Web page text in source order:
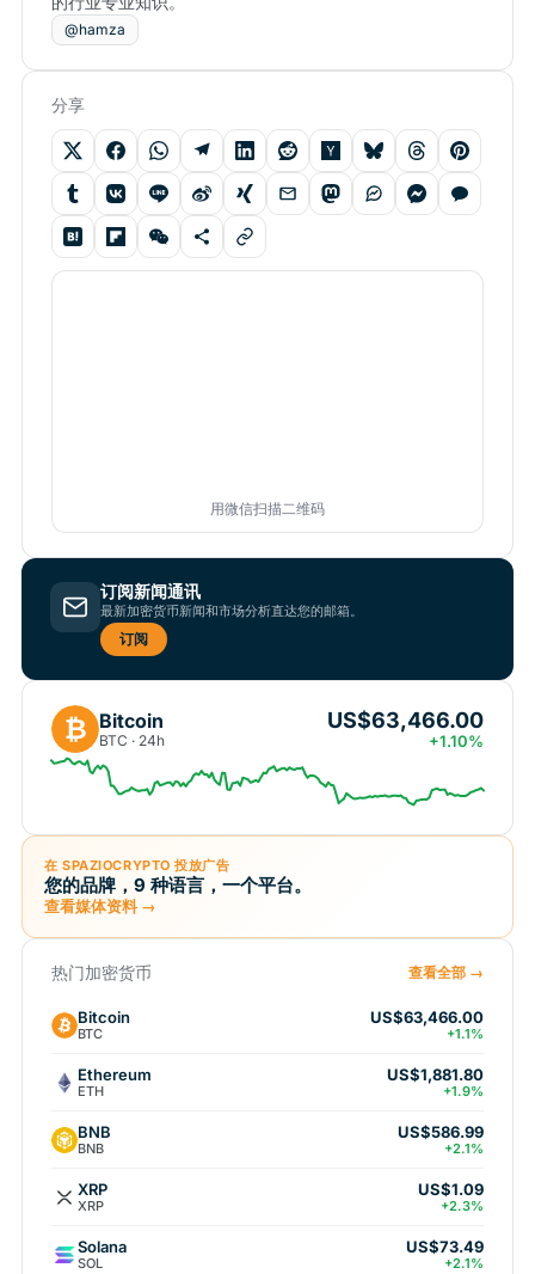
@hamza
分享
用微信扫描二维码
订阅新闻通讯
最新加密货币新闻和市场分析直达您的邮箱。
订阅
₿ Bitcoin
BTC · 24h
US$63,466.00
+1.10%
在 SPAZIOCRYPTO 投放广告
您的品牌，9 种语言，一个平台。
查看媒体资料 →
热门加密货币 查看全部 →
Bitcoin
BTC
US$63,466.00
+1.1%
Ethereum
ETH
US$1,881.80
+1.9%
BNB
BNB
US$586.99
+2.1%
XRP
XRP
US$1.09
+2.3%
Solana
SOL
US$73.49
+2.1%